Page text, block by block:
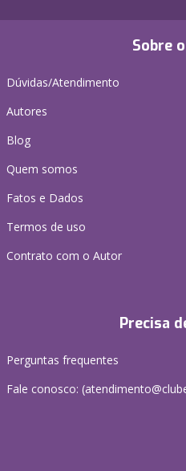
Sobre
Dúvidas/Atendimento
Autores
Blog
Quem somos
Fatos e Dados
Termos de uso
Contrato com o Autor
Precisa
Perguntas frequentes
Fale conosco: (